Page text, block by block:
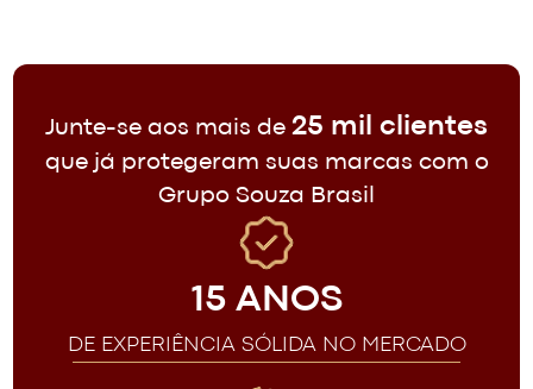
Junte-se aos mais de 25 mil clientes
que já protegeram suas marcas com o
Grupo Souza Brasil
15 ANOS
DE EXPERIÊNCIA SÓLIDA NO MERCADO